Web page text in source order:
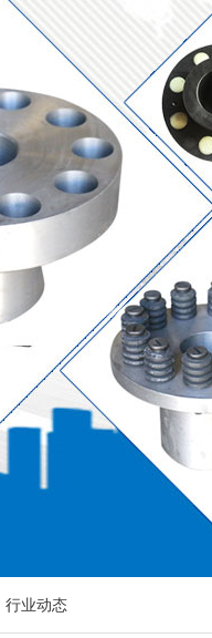
行业动态